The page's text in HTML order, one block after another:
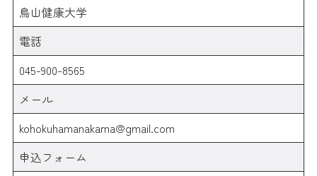
鳥山健康大学
電話
045-900-8565
メール
kohokuhamanakama@gmail.com
申込フォーム